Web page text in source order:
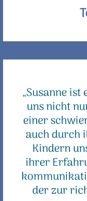
„Susanne
uns nicht
einer
auch durch
Kindern
ihrer
der zur